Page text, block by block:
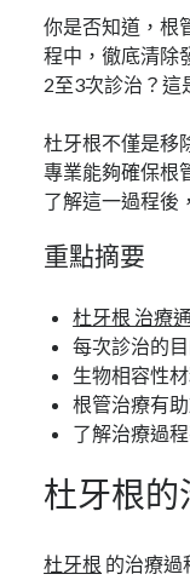
你是否知道，根
程中，徹底清除
2至3次診治？這
杜牙根不僅是移
專業能夠確保根
了解這一過程後
重點摘要
杜牙根 治療
每次診治的
生物相容性
根管治療有
了解治療過
杜牙根的
杜牙根 的治療過